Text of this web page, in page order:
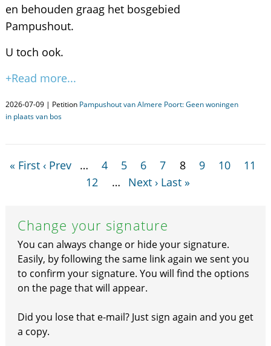
en behouden graag het bosgebied
Pampushout.
U toch ook.
+Read more...
2026-07-09 | Petition Pampushout van Almere Poort: Geen woningen
in plaats van bos
« First ‹ Prev … 4 5 6 7 8 9 10
11
12
… Next › Last »
Change your signature
You can always change or hide your signature.
Easily, by following the same link again we sent you
to confirm your signature. You will find the options
on the page that will appear.
Did you lose that e-mail? Just sign again and you get
a copy.